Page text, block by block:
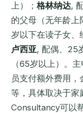
上）； 格林纳达,
的父母（无年龄上
岁以下在读子女、
卢西亚, 配偶、25
（65岁以上）。
员支付额外费用
等，具体取决于
Consultancy可以